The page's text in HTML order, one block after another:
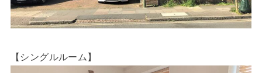
【シングルルーム】